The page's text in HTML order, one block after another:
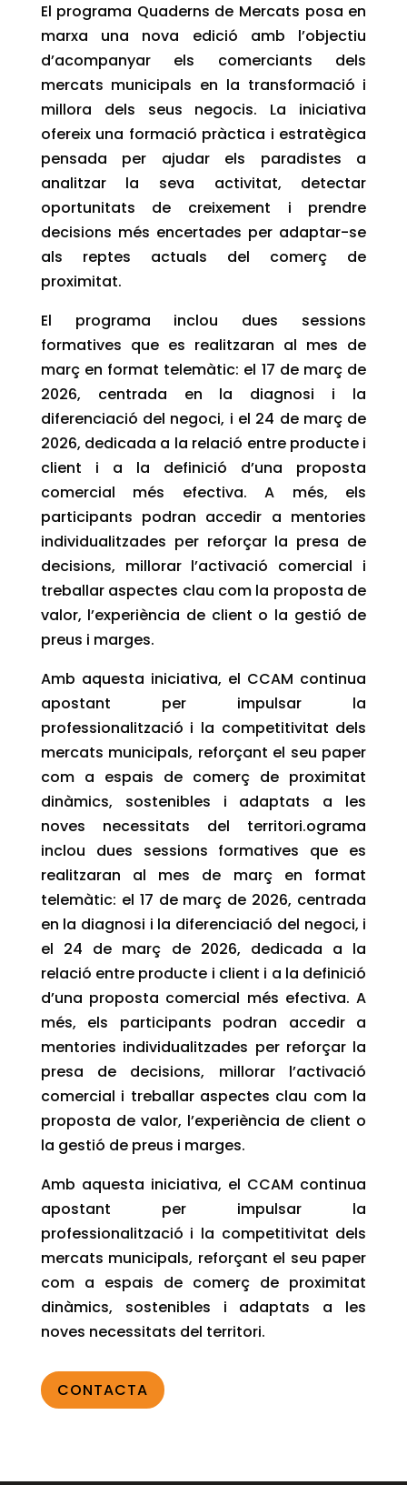
El programa Quaderns de Mercats posa en
marxa una nova edició amb l’objectiu
d’acompanyar els comerciants dels
mercats municipals en la transformació i
millora dels seus negocis. La iniciativa
ofereix una formació pràctica i estratègica
pensada per ajudar els paradistes a
analitzar la seva activitat, detectar
oportunitats de creixement i prendre
decisions més encertades per adaptar-se
als reptes actuals del comerç de
proximitat.
El programa inclou dues sessions
formatives que es realitzaran al mes de
març en format telemàtic: el 17 de març de
2026, centrada en la diagnosi i la
diferenciació del negoci, i el 24 de març de
2026, dedicada a la relació entre producte i
client i a la definició d’una proposta
comercial més efectiva. A més, els
participants podran accedir a mentories
individualitzades per reforçar la presa de
decisions, millorar l’activació comercial i
treballar aspectes clau com la proposta de
valor, l’experiència de client o la gestió de
preus i marges.
Amb aquesta iniciativa, el CCAM continua
apostant per impulsar la
professionalització i la competitivitat dels
mercats municipals, reforçant el seu paper
com a espais de comerç de proximitat
dinàmics, sostenibles i adaptats a les
noves necessitats del territori.ograma
inclou dues sessions formatives que es
realitzaran al mes de març en format
telemàtic: el 17 de març de 2026, centrada
en la diagnosi i la diferenciació del negoci, i
el 24 de març de 2026, dedicada a la
relació entre producte i client i a la definició
d’una proposta comercial més efectiva. A
més, els participants podran accedir a
mentories individualitzades per reforçar la
presa de decisions, millorar l’activació
comercial i treballar aspectes clau com la
proposta de valor, l’experiència de client o
la gestió de preus i marges.
Amb aquesta iniciativa, el CCAM continua
apostant per impulsar la
professionalització i la competitivitat dels
mercats municipals, reforçant el seu paper
com a espais de comerç de proximitat
dinàmics, sostenibles i adaptats a les
noves necessitats del territori.
CONTACTA